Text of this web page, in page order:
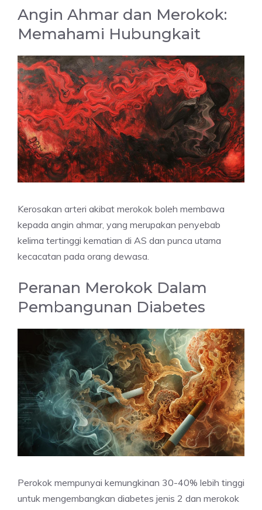
Angin Ahmar dan Merokok:
Memahami Hubungkait
Kerosakan arteri akibat merokok boleh membawa
kepada angin ahmar, yang merupakan penyebab
kelima tertinggi kematian di AS dan punca utama
kecacatan pada orang dewasa.
Peranan Merokok Dalam
Pembangunan Diabetes
Perokok mempunyai kemungkinan 30-40% lebih tinggi
untuk mengembangkan diabetes jenis 2 dan merokok